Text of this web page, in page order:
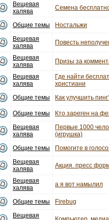
Вещевая
халява
Семена
Общие темы
Ностальжи
Вещевая
халява
Повесть
Вещевая
халява
Призы за
Вещевая
халява
Где найти
христиани
Общие темы
Как улучшить
Общие темы
Кто зареген на
Вещевая
халява
Первые 1000
(игрушка)
Общие темы
Помогите в
Вещевая
халява
Акция. пресс
Вещевая
халява
а я вот намылил
Общие темы
Firebug
Вещевая